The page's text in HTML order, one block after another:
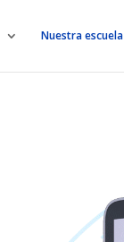
Nuestra escuela